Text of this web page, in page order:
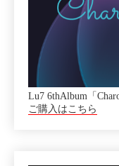
Lu7 6thAlbum「
ご購入はこちら